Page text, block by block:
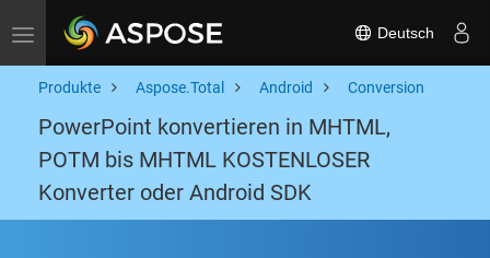
Toggle navigation Deutsch
Produkte Aspose.Total Android Conversion
PowerPoint konvertieren in MHTML,
POTM bis MHTML KOSTENLOSER
Konverter oder Android SDK